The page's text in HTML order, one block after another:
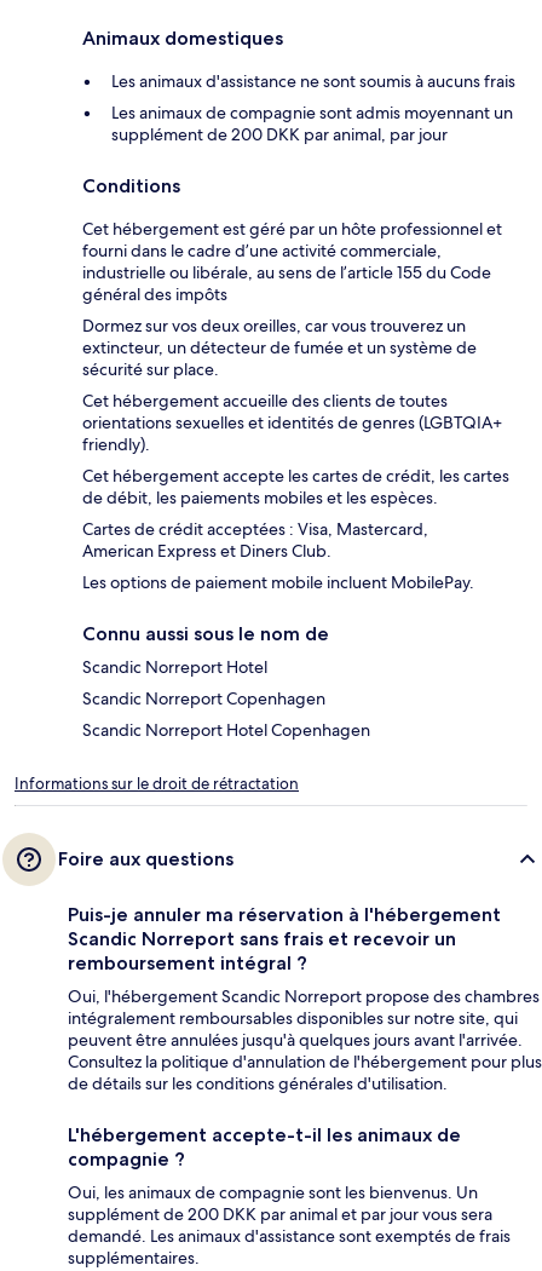
Animaux domestiques
Les animaux d'assistance ne sont soumis à aucuns frais
Les animaux de compagnie sont admis moyennant un
supplément de 200 DKK par animal, par jour
Conditions
Cet hébergement est géré par un hôte professionnel et
fourni dans le cadre d’une activité commerciale,
industrielle ou libérale, au sens de l’article 155 du Code
général des impôts
Dormez sur vos deux oreilles, car vous trouverez un
extincteur, un détecteur de fumée et un système de
sécurité sur place.
Cet hébergement accueille des clients de toutes
orientations sexuelles et identités de genres (LGBTQIA+
friendly).
Cet hébergement accepte les cartes de crédit, les cartes
de débit, les paiements mobiles et les espèces.
Cartes de crédit acceptées : Visa, Mastercard,
American Express et Diners Club.
Les options de paiement mobile incluent MobilePay.
Connu aussi sous le nom de
Scandic Norreport Hotel
Scandic Norreport Copenhagen
Scandic Norreport Hotel Copenhagen
Informations sur le droit de rétractation
Foire aux questions
Puis-je annuler ma réservation à l'hébergement
Scandic Norreport sans frais et recevoir un
remboursement intégral ?
Oui, l'hébergement Scandic Norreport propose des chambres
intégralement remboursables disponibles sur notre site, qui
peuvent être annulées jusqu'à quelques jours avant l'arrivée.
Consultez la politique d'annulation de l'hébergement pour plus
de détails sur les conditions générales d'utilisation.
L'hébergement accepte-t-il les animaux de
compagnie ?
Oui, les animaux de compagnie sont les bienvenus. Un
supplément de 200 DKK par animal et par jour vous sera
demandé. Les animaux d'assistance sont exemptés de frais
supplémentaires.